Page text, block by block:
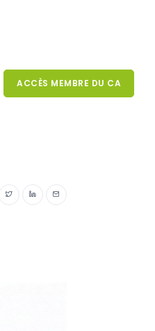
ACCÈS MEMBRE DU CA